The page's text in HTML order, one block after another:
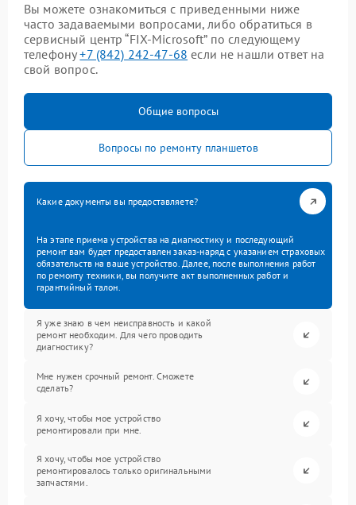
Вы можете ознакомиться с приведенными ниже
часто задаваемыми вопросами, либо обратиться в
сервисный центр “FIX-Microsoft” по следующему
телефону+7 (842) 242-47-68 если не нашли ответ на
свой вопрос.
Общие вопросы
Вопросы по ремонту планшетов
Какие документы вы предоставляете?
На этапе приема устройства на диагностику и последующий
ремонт вам будет предоставлен заказ-наряд с указанием страховых
обязательств на ваше устройство. Далее, после выполнения работ
по ремонту техники, вы получите акт выполненных работ и
гарантийный талон.
Я уже знаю в чем неисправность и какой
ремонт необходим. Для чего проводить
диагностику?
Мне нужен срочный ремонт. Сможете
сделать?
Я хочу, чтобы мое устройство
ремонтировали при мне.
Я хочу, чтобы мое устройство
ремонтировалось только оригинальными
запчастями.